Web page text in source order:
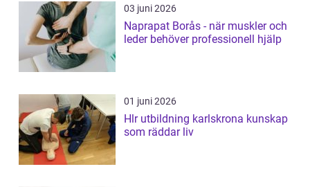
03 juni 2026
Naprapat Borås - när muskler och
leder behöver professionell hjälp
01 juni 2026
Hlr utbildning karlskrona kunskap
som räddar liv